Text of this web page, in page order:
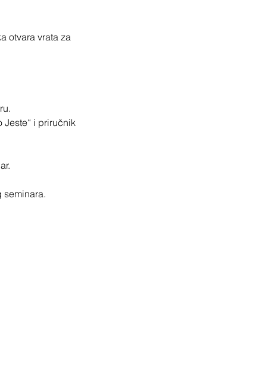
otvara vrata za
Jeste“ i priručnik
seminara.